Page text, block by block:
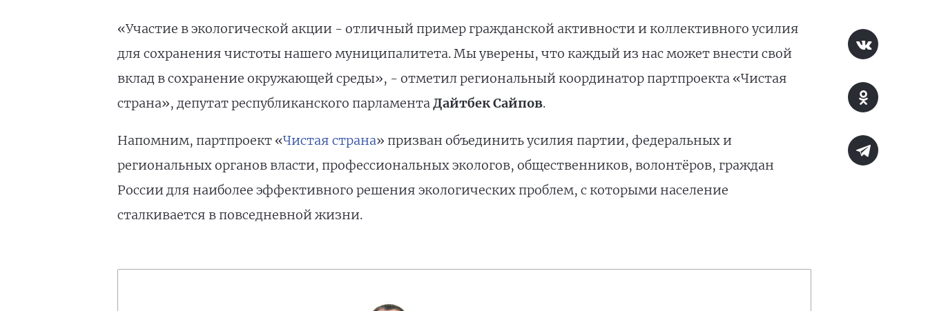
«Участие в экологической акции - отличный пример гражданской активности и коллективного усилия
для сохранения чистоты нашего муниципалитета. Мы уверены, что каждый из нас может внести свой
вклад в сохранение окружающей среды», - отметил региональный координатор партпроекта «Чистая
страна», депутат республиканского парламентаДайтбек Сайпов.
Напомним, партпроект «Чистая страна» призван объединить усилия партии, федеральных и
региональных органов власти, профессиональных экологов, общественников, волонтёров, граждан
России для наиболее эффективного решения экологических проблем, с которыми население
сталкивается в повседневной жизни.